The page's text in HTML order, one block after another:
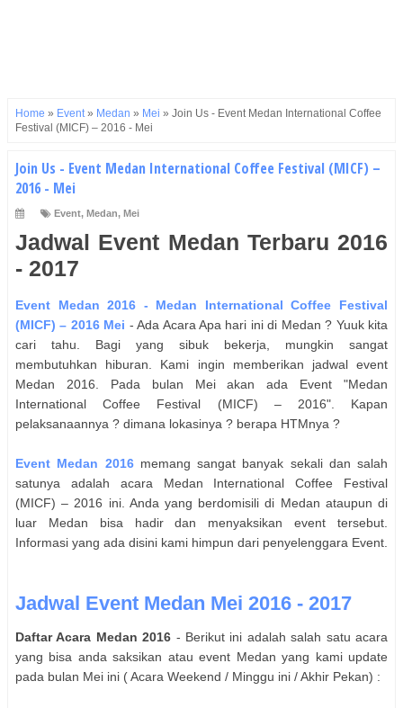
Home » Event» Medan » Mei » Join Us - Event Medan International Coffee
Festival (MICF) – 2016 - Mei
Join Us - Event Medan International Coffee Festival (MICF) –
2016 - Mei
Event, Medan, Mei
Jadwal Event Medan Terbaru 2016
- 2017
Event Medan 2016 - Medan International Coffee Festival
(MICF) – 2016 Mei - Ada Acara Apa hari ini di Medan ? Yuuk kita
cari tahu. Bagi yang sibuk bekerja, mungkin sangat
membutuhkan hiburan. Kami ingin memberikan jadwal event
Medan 2016. Pada bulan Meiakan ada Event "Medan
International Coffee Festival (MICF) – 2016". Kapan
pelaksanaannya ? dimana lokasinya ? berapa HTMnya ?
Event Medan 2016 memang sangat banyak sekali dan salah
satunya adalah acara Medan International Coffee Festival
(MICF) – 2016 ini. Anda yang berdomisili di Medan ataupun di
luar Medan bisa hadir dan menyaksikan event tersebut.
Informasi yang ada disini kami himpun dari penyelenggara Event.
Jadwal Event Medan Mei 2016 - 2017
Daftar Acara Medan 2016 - Berikut ini adalah salah satu acara
yang bisa anda saksikan atau event Medan yang kami update
pada bulan Mei ini ( Acara Weekend / Minggu ini / Akhir Pekan) :